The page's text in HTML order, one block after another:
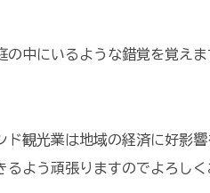
中にいるような錯覚を覚えま
観光業は地域の経済に好影
よう頑張りますのでよろしく